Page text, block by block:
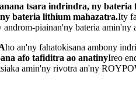
tsara indrindra, ny
bateria lithium mahazatra.Ity
piainan'ny bateria
ho an'ny fahatokisana ambony
afo tafiditra ao anatinyIreo
amin'ny rivotra an'ny